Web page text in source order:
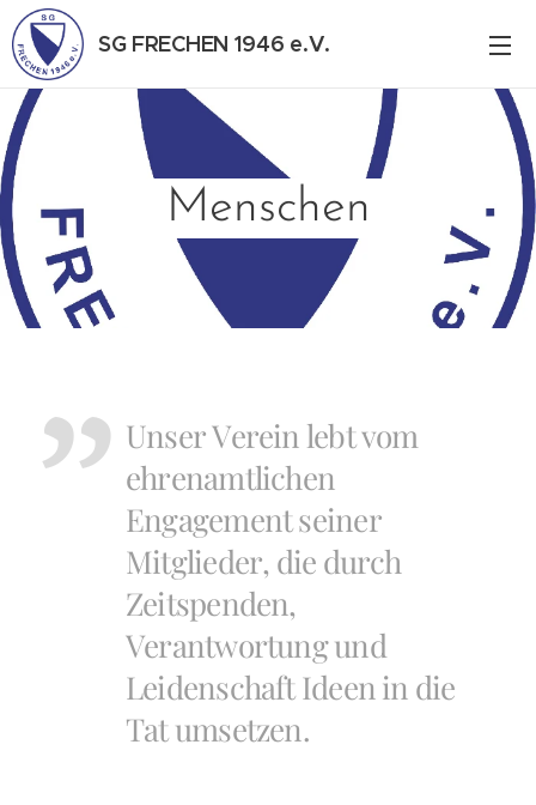
SG FRECHEN 1946 e.V.
Menschen
Unser Verein lebt vom
ehrenamtlichen
Engagement seiner
Mitglieder, die durch
Zeitspenden,
Verantwortung und
Leidenschaft Ideen in die
Tat umsetzen.